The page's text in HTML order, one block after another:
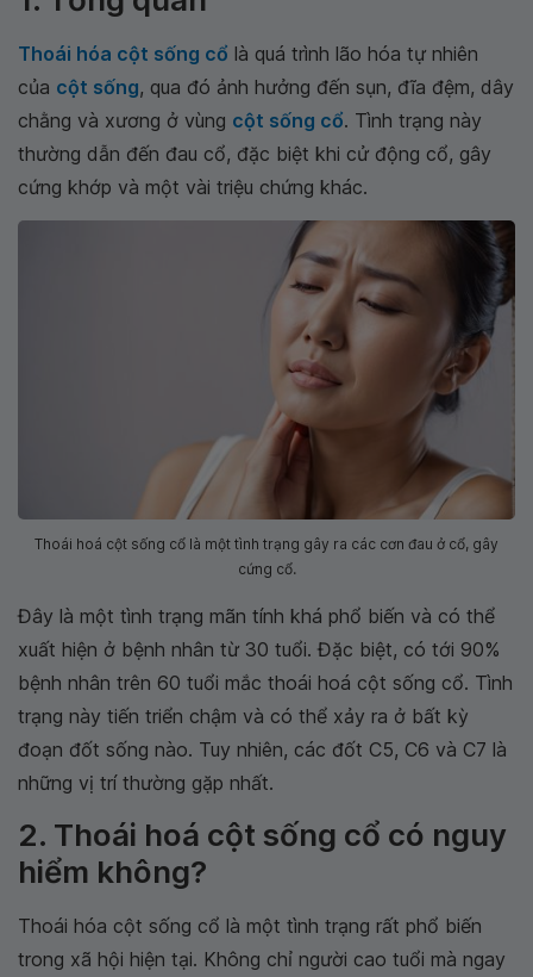
Thoái hóa cột sống cổ là quá trình lão hóa tự nhiên
của cột sống, qua đó ảnh hưởng đến sụn, đĩa đệm, dây
chằng và xương ở vùng cột sống cổ. Tình trạng này
thường dẫn đến đau cổ, đặc biệt khi cử động cổ, gây
cứng khớp và một vài triệu chứng khác.
Thoái hoá cột sống cổ là một tình trạng gây ra các cơn đau ở cổ, gây
cứng cổ.
Đây là một tình trạng mãn tính khá phổ biến và có thể
xuất hiện ở bệnh nhân từ 30 tuổi. Đặc biệt, có tới 90%
bệnh nhân trên 60 tuổi mắc thoái hoá cột sống cổ. Tình
trạng này tiến triển chậm và có thể xảy ra ở bất kỳ
đoạn đốt sống nào. Tuy nhiên, các đốt C5, C6 và C7 là
những vị trí thường gặp nhất.
2. Thoái hoá cột sống cổ có nguy
hiểm không?
Thoái hóa cột sống cổ là một tình trạng rất phổ biến
trong xã hội hiện tại. Không chỉ người cao tuổi mà ngay